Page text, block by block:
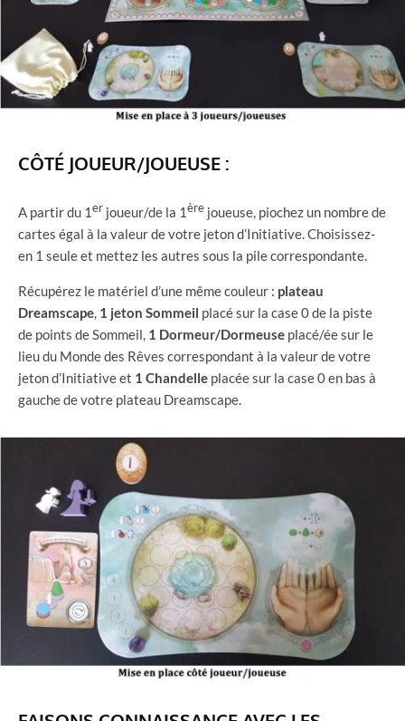
CÔTÉ JOUEUR/JOUEUSE :
A partir du 1 er joueur/de la 1 ère joueuse, piochez un nombre de
cartes égal à la valeur de votre jeton d’Initiative. Choisissez-
en 1 seule et mettez les autres sous la pile correspondante.
Récupérez le matériel d’une même couleur : plateau
Dreamscape, 1 jeton Sommeil placé sur la case 0 de la piste
de points de Sommeil, 1 Dormeur/Dormeuse placé/ée sur le
lieu du Monde des Rêves correspondant à la valeur de votre
jeton d’Initiative et 1 Chandelle placée sur la case 0 en bas à
gauche de votre plateau Dreamscape.